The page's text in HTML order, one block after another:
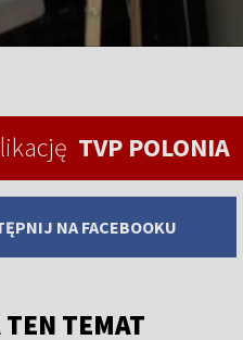
TVP POLONIA
NA FACEBOOKU
TEMAT